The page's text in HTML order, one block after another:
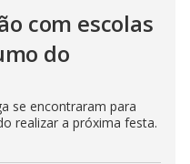
com escolas
do
se encontraram para
realizar a próxima festa.